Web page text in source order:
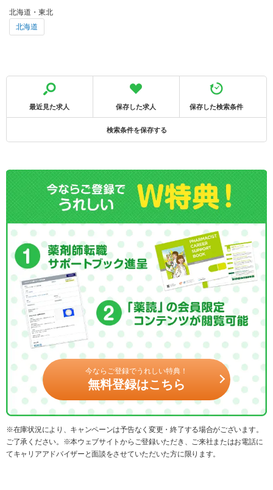
北海道・東北
北海道
最近見た求人 保存した求人 保存した検索条件
検索条件を保存する
今ならご登録でうれしい特典！
無料登録はこちら
※在庫状況により、キャンペーンは予告なく変更・終了する場合がございます。
ご了承ください。※本ウェブサイトからご登録いただき、ご来社またはお電話に
てキャリアアドバイザーと面談をさせていただいた方に限ります。